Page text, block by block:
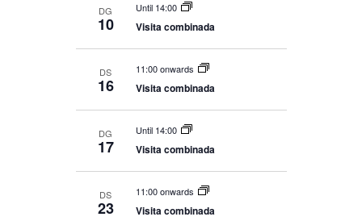
DG
10
Until 14:00
Visita combinada
DS
16
11:00 onwards
Visita combinada
DG
17
Until 14:00
Visita combinada
DS
23
11:00 onwards
Visita combinada